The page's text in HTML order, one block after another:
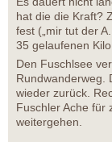
hat die die Kraft?
fest („mir tut der
35 gelaufenen
Den Fuschlsee
Rundwanderweg.
wieder zurück.
Fuschler Ache für
weitergehen.